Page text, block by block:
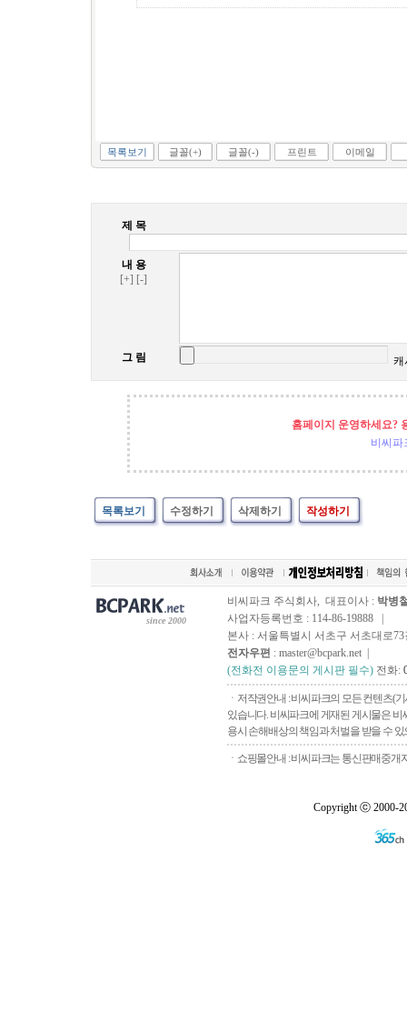
목록보기 글꼴(+) 글꼴(-) 프린트 이메일
제 목
내 용
[+] [-]
그 림 캐
홈페이지 운영하세요?
비씨파
목록보기 수정하기 삭제하기 작성하기
since 2000
비씨파크 주식회사, 대표이사 : 박병
사업자등록번호 : 114-86-19888 |
본사 : 서울특별시 서초구 서초대로73
전자우편 : master@bcpark.net |
(전화전 이용문의 게시판 필수) 전화:
ㆍ저작권안내 : 비씨파크의 모든 컨텐츠(
있습니다. 비씨파크에 게재된 게시물은
용시 손해배상의 책임과 처벌을 받을 수
ㆍ쇼핑몰안내 : 비씨파크는 통신판매중개
Copyright ⓒ 2000-